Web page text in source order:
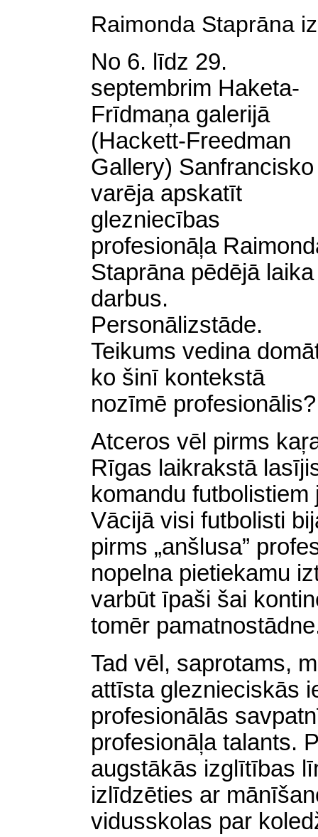
Raimonda Staprāna
No 6. līdz 29.
septembrim Haketa-
Frīdmaņa galerijā
(Hackett-Freedman
Gallery) Sanfrancisko
varēja apskatīt
glezniecības
profesionāļa
Staprāna pēdējā laika
darbus.
Personālizstāde.
Teikums vedina
ko šinī kontekstā
nozīmē profesionālis?
Atceros vēl pirms
Rīgas laikrakstā
komandu
Vācijā visi futbolisti
pirms „anšlusa”
nopelna pietiekamu
varbūt īpaši šai
tomēr
Tad vēl, saprotams,
attīsta gleznieciskās
profesionālās
profesionāļa talants.
augstākās izglītības
izlīdzēties ar
vidusskolas par